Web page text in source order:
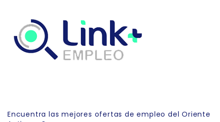
Encuentra las mejores ofertas de empleo del Oriente